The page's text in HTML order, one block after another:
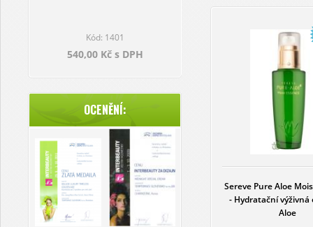
Kód: 1401
540,00 Kč s DPH
OCENĚNÍ:
Sereve Pure Aloe
- Hydratační výživná
Aloe